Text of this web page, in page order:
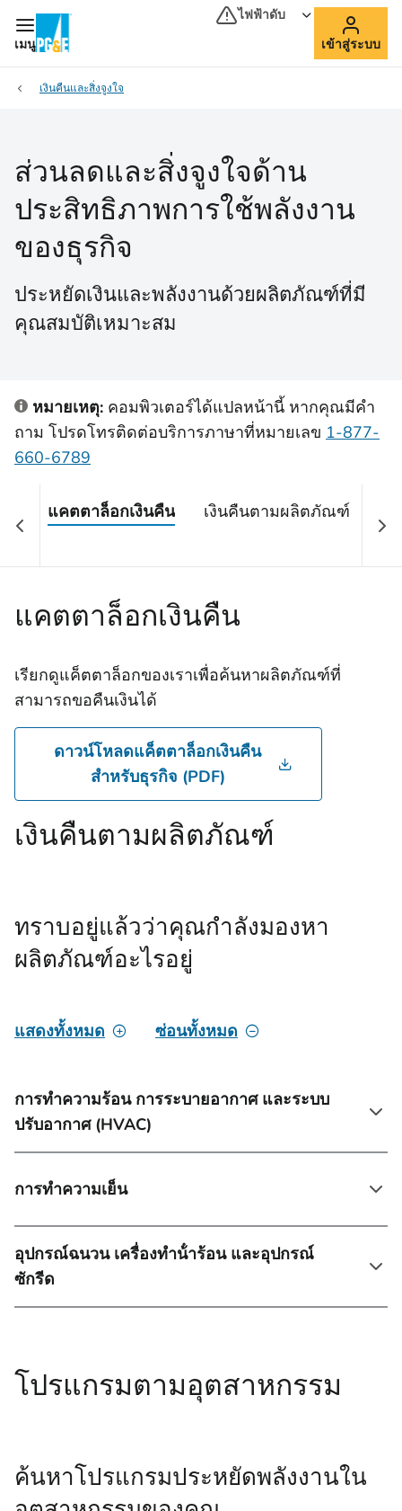
เมนู
ไฟฟ้าดับ
เข้าสู่ระบบ
เงินคืนและสิ่งจูงใจ
ส่วนลดและสิ่งจูงใจด้าน
ประสิทธิภาพการใช้พลังงาน
ของธุรกิจ
ประหยัดเงินและพลังงานด้วยผลิตภัณฑ์ที่มี
คุณสมบัติเหมาะสม
หมายเหตุ: คอมพิวเตอร์ได้แปลหน้านี้ หากคุณมีคํา
ถาม โปรดโทรติดต่อบริการภาษาที่หมายเลข 1-877-
660-6789
แคตตาล็อกเงินคืน เงินคืนตามผลิตภัณฑ์
อุ
แคตตาล็อกเงินคืน
เรียกดูแค็ตตาล็อกของเราเพื่อค้นหาผลิตภัณฑ์ที่
สามารถขอคืนเงินได้
ดาวน์โหลดแค็ตตาล็อกเงินคืน
สําหรับธุรกิจ (PDF)
เงินคืนตามผลิตภัณฑ์
ทราบอยู่แล้วว่าคุณกําลังมองหา
ผลิตภัณฑ์อะไรอยู่
แสดงทั้งหมด ซ่อนทั้งหมด
การทําความร้อน การระบายอากาศ และระบบ
ปรับอากาศ (HVAC)
การทําความเย็น
อุปกรณ์ฉนวน เครื่องทําน้ําร้อน และอุปกรณ์
ซักรีด
โปรแกรมตามอุตสาหกรรม
ค้นหาโปรแกรมประหยัดพลังงานใน